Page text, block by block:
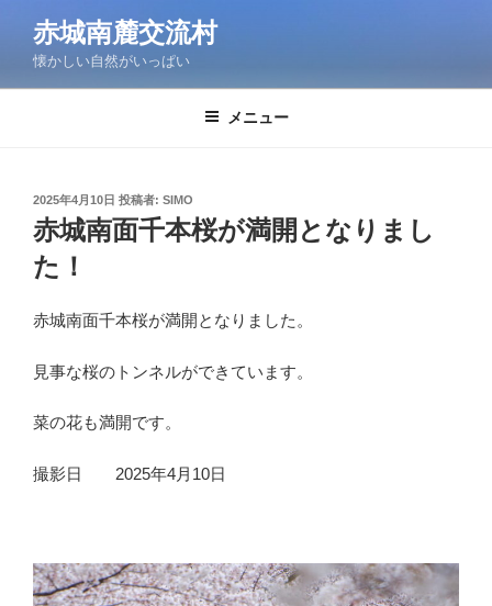
ン
赤城南麓交流村
懐かしい自然がいっぱい
メニュー
投
稿
日:
2025年4月10日 投稿者: SIMO
赤城南面千本桜が満開となりまし
た！
赤城南面千本桜が満開となりました。
見事な桜のトンネルができています。
菜の花も満開です。
撮影日 2025年4月10日